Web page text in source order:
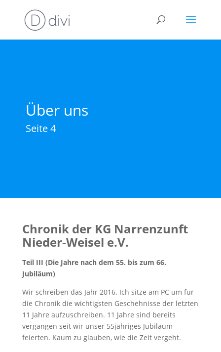
Über uns
Seite 4
Chronik der KG Narrenzunft
Nieder-Weisel e.V.
Teil III (Die Jahre nach dem 55. bis zum 66.
Jubiläum)
Wir schreiben das Jahr 2016. Ich sitze am PC um für
die Chronik die wichtigsten Geschehnisse der letzten
11 Jahre aufzuschreiben. 11 Jahre sind bereits
vergangen seit wir unser 55jähriges Jubiläum
feierten. Kaum zu glauben, wie die Zeit vergeht.